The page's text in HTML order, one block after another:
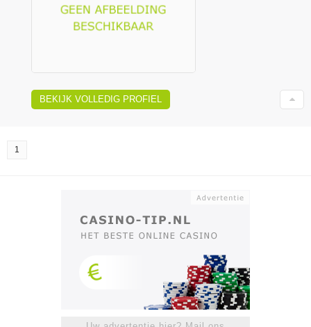
BEKIJK VOLLEDIG PROFIEL
1